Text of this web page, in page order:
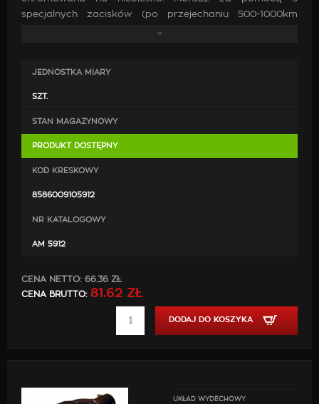
specjalnych zacisków (po przejechaniu 500-1000km
prosimy o sprawdzenie dokręcenia śrób), końcówka
JEDNOSTKA MIARY
SZT.
STAN MAGAZYNOWY
PRODUKT DOSTĘPNY
KOD KRESKOWY
8586009105912
NR KATALOGOWY
AM 5912
CENA NETTO: 66.36 ZŁ
CENA BRUTTO: 81.62 ZŁ
DODAJ DO KOSZYKA
UKŁAD WYDECHOWY